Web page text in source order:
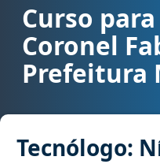
Curso para concurso Coronel
Curso
Coronel
Prefeitura
Tecnólogo: